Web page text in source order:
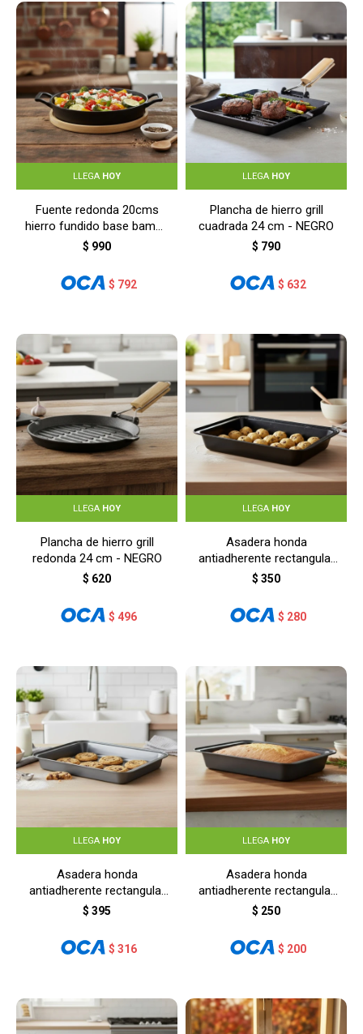
LLEGA HOY
Fuente redonda 20cms
hierro fundido base bambú
- NEGRO
$ 990
$ 792
LLEGA HOY
Plancha de hierro grill
cuadrada 24 cm - NEGRO
$ 790
$ 632
LLEGA HOY
Plancha de hierro grill
redonda 24 cm - NEGRO
$ 620
$ 496
LLEGA HOY
Asadera honda
antiadherente rectangular
37,5x25,5x5 cm - GRIS
$ 350
$ 280
LLEGA HOY
Asadera honda
antiadherente rectangular
42,5x29x5 cm - GRIS
$ 395
$ 316
LLEGA HOY
Asadera honda
antiadherente rectangular
30x20x4 cm - GRIS
$ 250
$ 200